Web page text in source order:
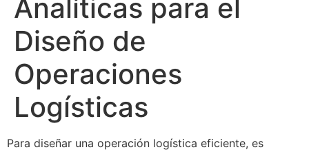
Analíticas para el
Diseño de
Operaciones
Logísticas
Para diseñar una operación logística eficiente, es